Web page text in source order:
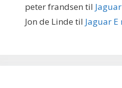
peter frandsen til
Jon de Linde til Jaguar